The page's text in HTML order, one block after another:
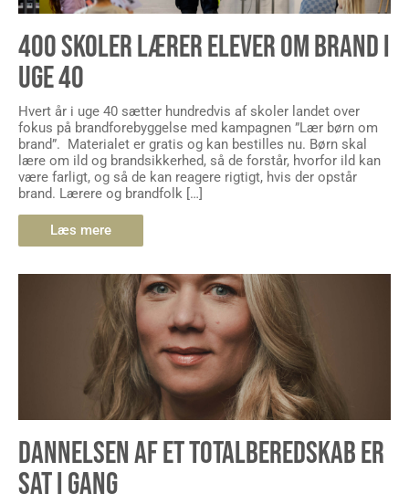
400 SKOLER LÆRER ELEVER OM BRAND I
UGE 40
Hvert år i uge 40 sætter hundredvis af skoler landet over
fokus på brandforebyggelse med kampagnen ”Lær børn om
brand”. Materialet er gratis og kan bestilles nu. Børn skal
lære om ild og brandsikkerhed, så de forstår, hvorfor ild kan
være farligt, og så de kan reagere rigtigt, hvis der opstår
brand. Lærere og brandfolk […]
Læs mere
DANNELSEN AF ET TOTALBEREDSKAB ER
SAT I GANG